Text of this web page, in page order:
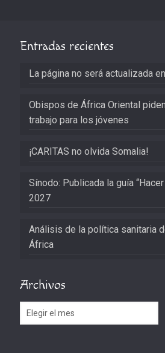
Entradas recientes
La página no será actualizada
Obispos de África Oriental
trabajo para los jóvenes
¡CARITAS no olvida Somalia!
Sínodo: Publicada la guía
2027
Análisis de la política sanitaria
África
Archivos
Archivos